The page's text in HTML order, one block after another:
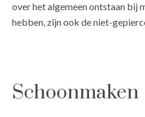
over het algemeen ontstaan bij
hebben, zijn ook de niet-
Schoonmaken